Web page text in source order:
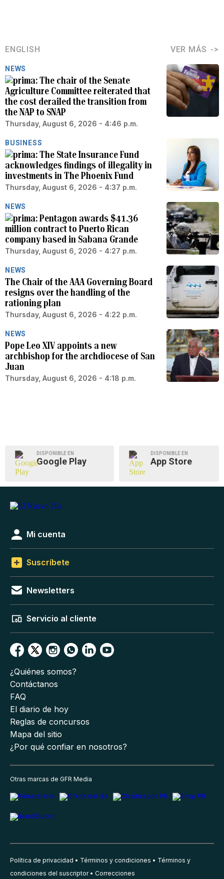
ENGLISH VER MÁS
NEWS
The chair of the Senate
Agriculture Committee reiterated that
the cost derailed the transition from
the NAP to SNAP
Thursday, August 6, 2026 - 4:46 p.m.
BUSINESS
The State Insurance Fund
acknowledges findings of illegality in
investments in The Phoenix Fund
Thursday, August 6, 2026 - 4:37 p.m.
NEWS
Pentagon awards $41.36
million contract to Puerto Rican
company based in Sabana Grande
Thursday, August 6, 2026 - 4:27 p.m.
NEWS
The Chair of the AAA Governing Board
resigns over the handling of the
rationing plan
Thursday, August 6, 2026 - 4:22 p.m.
NEWS
Pope Leo XIV appoints a new
archbishop for the archdiocese of San
Juan
Thursday, August 6, 2026 - 4:18 p.m.
DISPONIBLE EN
Google Play
DISPONIBLE EN
App Store
Mi cuenta
Suscríbete
Newsletters
Servicio al cliente
¿Quiénes somos?
Contáctanos
FAQ
El diario de hoy
Reglas de concursos
Mapa del sitio
¿Por qué confiar en nosotros?
Otras marcas de GFR Media
Política de privacidad Términos y condiciones
Términos y
condiciones del suscriptor
Correcciones